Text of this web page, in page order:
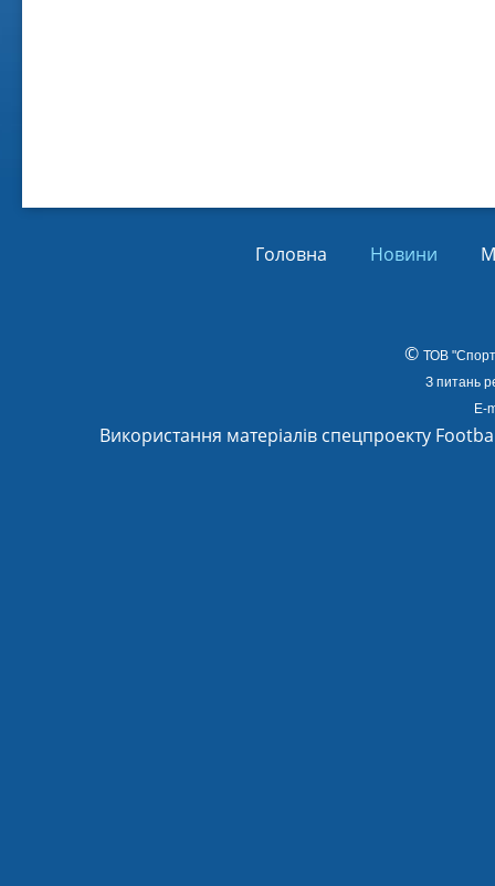
Головна Новини
© ТОВ
З питань
E-
Використання матеріалів спецпроекту